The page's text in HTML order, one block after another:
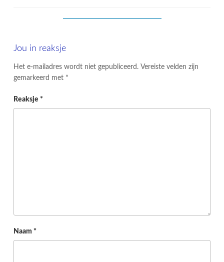
Jou in reaksje
Het e-mailadres wordt niet gepubliceerd. Vereiste velden zijn
gemarkeerd met *
Reaksje *
Naam *